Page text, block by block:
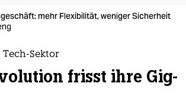
mehr Flexibilität, weniger Sicherheit
Sektor
frisst ihre Gig-